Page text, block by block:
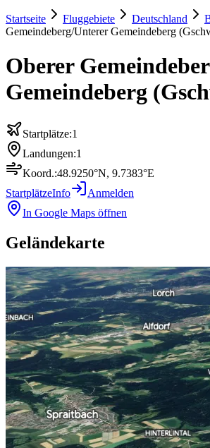
Startseite Fluggebiete Deutschland
Gemeindeberg/Unterer Gemeindeberg
Oberer
Gemeindeberg
Startplätze:1
Landungen:1
Koord.:48.9250°N, 9.7383°E
StartplätzeInfo
Anmelden
In Google Maps öffnen
Geländekarte